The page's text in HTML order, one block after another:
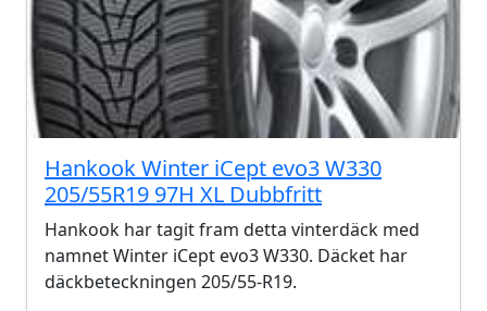
Hankook Winter iCept evo3 W330
205/55R19 97H XL Dubbfritt
Hankook har tagit fram detta vinterdäck med
namnet Winter iCept evo3 W330. Däcket har
däckbeteckningen 205/55-R19.